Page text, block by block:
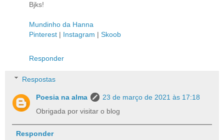
Bjks!
Mundinho da Hanna
Pinterest | Instagram | Skoob
Responder
Respostas
Poesia na alma
23 de março de 2021 às 17:18
Obrigada por visitar o blog
Responder